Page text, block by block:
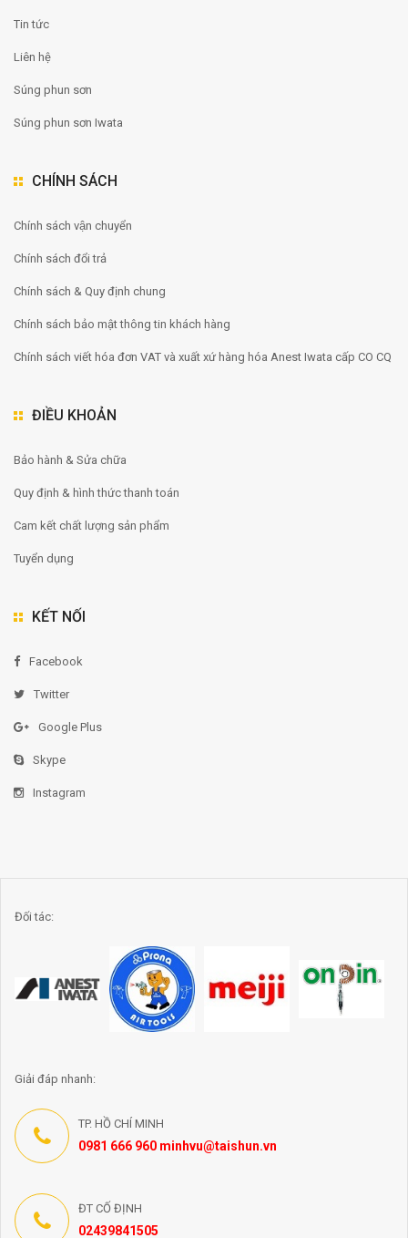
Tin tức
Liên hệ
Súng phun sơn
Súng phun sơn Iwata
CHÍNH SÁCH
Chính sách vận chuyển
Chính sách đổi trả
Chính sách & Quy định chung
Chính sách bảo mật thông tin khách hàng
Chính sách viết hóa đơn VAT và xuất xứ hàng hóa Anest Iwata cấp CO CQ
ĐIỀU KHOẢN
Bảo hành & Sửa chữa
Quy định & hình thức thanh toán
Cam kết chất lượng sản phẩm
Tuyển dụng
KẾT NỐI
Facebook
Twitter
Google Plus
Skype
Instagram
Đối tác:
Giải đáp nhanh:
TP. HỒ CHÍ MINH
0981 666 960 minhvu@taishun.vn
ĐT CỐ ĐỊNH
02439841505